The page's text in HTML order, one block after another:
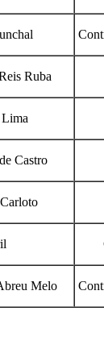
Ruba
Lima
Castro
Melo